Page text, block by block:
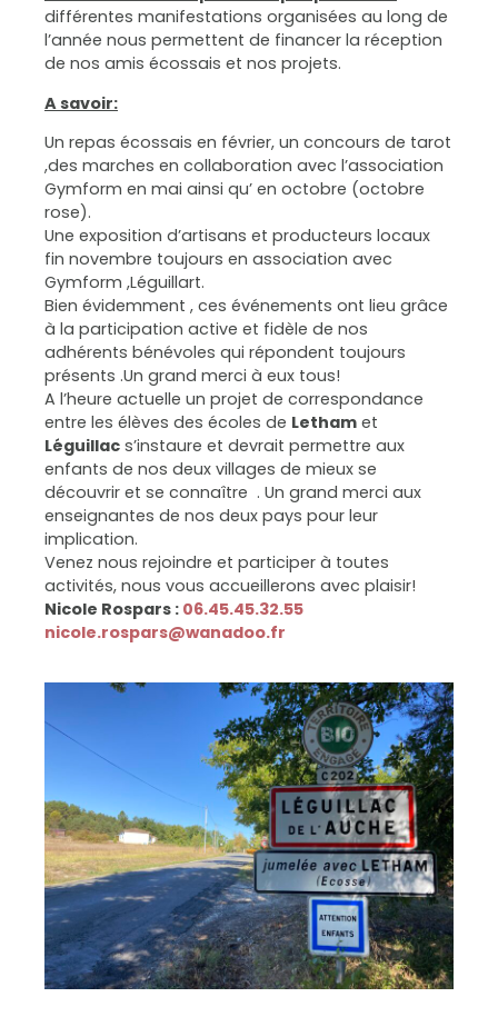
différentes manifestations organisées au long de
l’année nous permettent de financer la réception
de nos amis écossais et nos projets.
A savoir:
Un repas écossais en février, un concours de tarot
,des marches en collaboration avec l’association
Gymform en mai ainsi qu’ en octobre (octobre
rose).
Une exposition d’artisans et producteurs locaux
fin novembre toujours en association avec
Gymform ,Léguillart.
Bien évidemment , ces événements ont lieu grâce
à la participation active et fidèle de nos
adhérents bénévoles qui répondent toujours
présents .Un grand merci à eux tous!
A l’heure actuelle un projet de correspondance
entre les élèves des écoles de Letham et
Léguillac s’instaure et devrait permettre aux
enfants de nos deux villages de mieux se
découvrir et se connaître . Un grand merci aux
enseignantes de nos deux pays pour leur
implication.
Venez nous rejoindre et participer à toutes
activités, nous vous accueillerons avec plaisir!
Nicole Rospars : 06.45.45.32.55
nicole.rospars@wanadoo.fr